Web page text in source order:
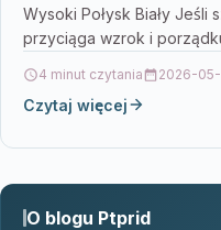
Wysoki Połysk Biały Jeśli
przyciąga wzrok i
4 minut czytania 2026-
Czytaj więcej
O blogu Ptprid